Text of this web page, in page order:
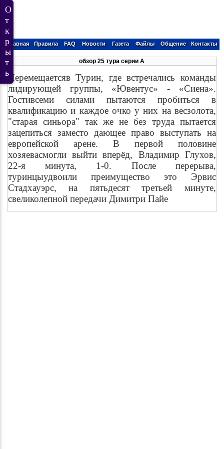
Главная Правила FAQ Новости Газета Файлы Общение Контакты
обзор 25 тура серии А
Перемещаетсяв Турин, где встречались команды
лидирующей группы, «Ювентус» - «Сиена».
Гостивсеми силами пытаются пробиться в
квалификацию и каждое очко у них на весзолота,
"старая синьора" так же не без труда пытается
зацепиться заместо дающее право выступать на
европейской арене. В первой половине
хозяевасмогли выйти вперёд, Владимир Глухов,
22-я минута, 1-0. После перерыва,
туринцыудвоили преимущество это Эрвис
Стадхауэрс, на пятьдесят третьей минуте,
свеликолепной передачи Димитри Пайе